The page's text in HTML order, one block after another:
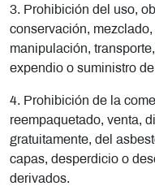
3. Prohibición del uso,
conservación,
manipulación,
expendio o suministro
4. Prohibición de la
reempaquetado, venta,
gratuitamente, del
capas, desperdicio o
derivados.